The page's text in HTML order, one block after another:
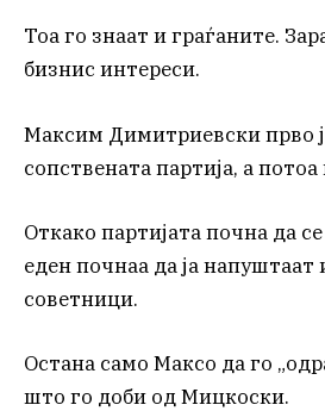
Тоа го знаат и граѓаните.
бизнис интереси.
Максим Димитриевски прво
сопствената партија, а
Откако партијата почна да
еден почнаа да ја
советници.
Остана само Максо да го
што го доби од Мицкоски.